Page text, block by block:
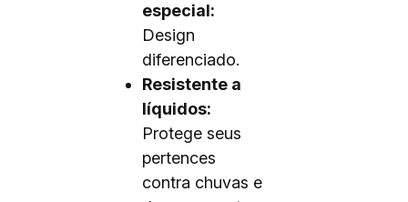
especial:
Design
diferenciado.
Resistente a
líquidos:
Protege seus
pertences
contra chuvas e